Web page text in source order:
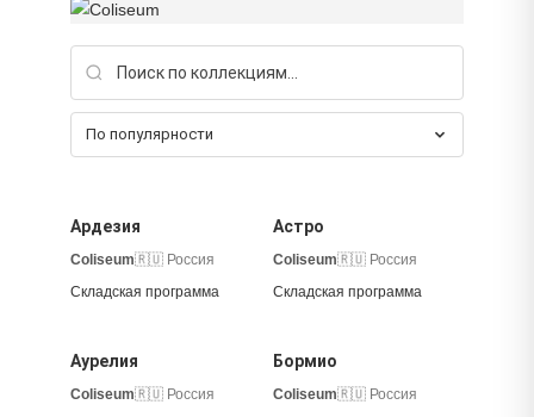
По популярности
Ардезия
Coliseum🇷🇺 Россия
Складская программа
Астро
Coliseum🇷🇺 Россия
Складская программа
Аурелия
Coliseum🇷🇺 Россия
Бормио
Coliseum🇷🇺 Россия